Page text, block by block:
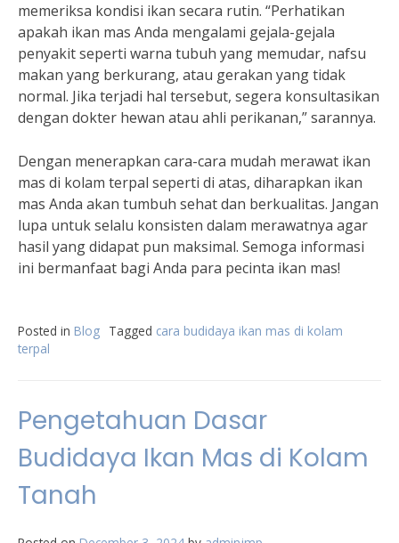
memeriksa kondisi ikan secara rutin. “Perhatikan
apakah ikan mas Anda mengalami gejala-gejala
penyakit seperti warna tubuh yang memudar, nafsu
makan yang berkurang, atau gerakan yang tidak
normal. Jika terjadi hal tersebut, segera konsultasikan
dengan dokter hewan atau ahli perikanan,” sarannya.
Dengan menerapkan cara-cara mudah merawat ikan
mas di kolam terpal seperti di atas, diharapkan ikan
mas Anda akan tumbuh sehat dan berkualitas. Jangan
lupa untuk selalu konsisten dalam merawatnya agar
hasil yang didapat pun maksimal. Semoga informasi
ini bermanfaat bagi Anda para pecinta ikan mas!
Posted in Blog Tagged cara budidaya ikan mas di kolam
terpal
Pengetahuan Dasar
Budidaya Ikan Mas di Kolam
Tanah